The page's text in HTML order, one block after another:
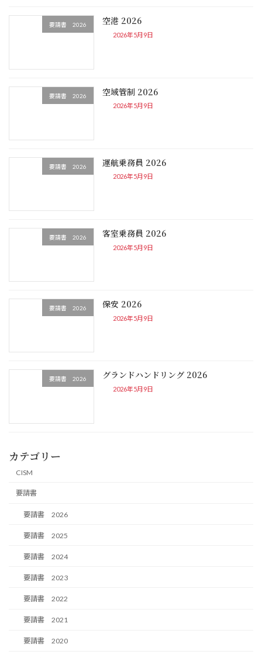
要請書 2026 空港 2026
2026年5月9日
要請書 2026 空域管制 2026
2026年5月9日
要請書 2026 運航乗務員 2026
2026年5月9日
要請書 2026 客室乗務員 2026
2026年5月9日
要請書 2026 保安 2026
2026年5月9日
要請書 2026 グランドハンドリング 2026
2026年5月9日
カテゴリー
CISM
要請書
要請書 2026
要請書 2025
要請書 2024
要請書 2023
要請書 2022
要請書 2021
要請書 2020